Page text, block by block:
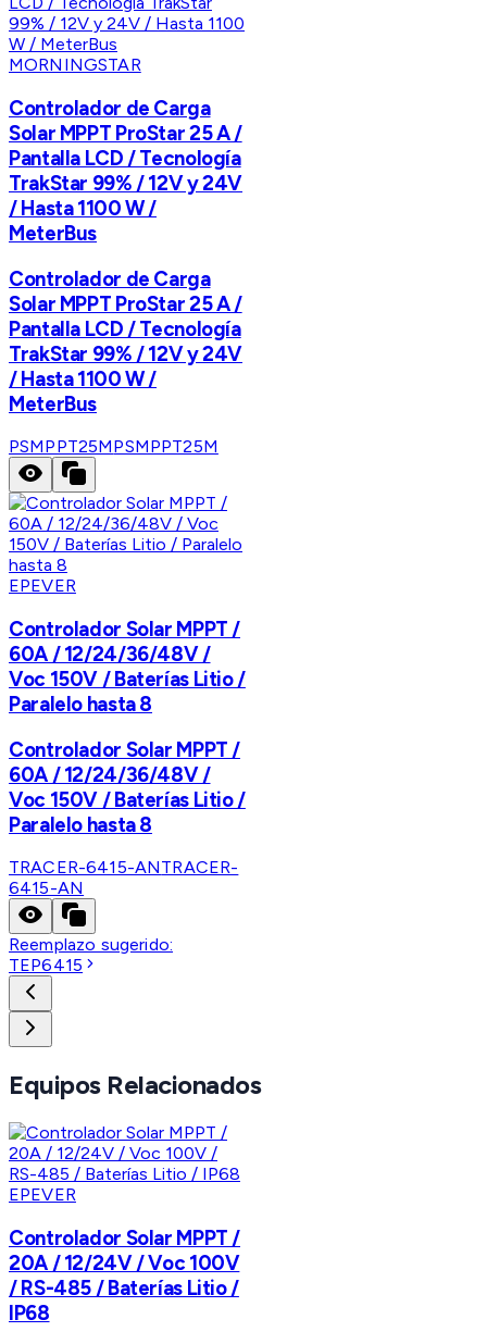
MORNINGSTAR
Controlador de Carga
Solar MPPT ProStar 25 A /
Pantalla LCD / Tecnología
TrakStar 99% / 12V y 24V
/ Hasta 1100 W /
MeterBus
Controlador de Carga
Solar MPPT ProStar 25 A /
Pantalla LCD / Tecnología
TrakStar 99% / 12V y 24V
/ Hasta 1100 W /
MeterBus
PSMPPT25MPSMPPT25M
EPEVER
Controlador Solar MPPT /
60A / 12/24/36/48V /
Voc 150V / Baterías Litio /
Paralelo hasta 8
Controlador Solar MPPT /
60A / 12/24/36/48V /
Voc 150V / Baterías Litio /
Paralelo hasta 8
TRACER-6415-ANTRACER-
6415-AN
Reemplazo sugerido:
TEP6415
Equipos Relacionados
EPEVER
Controlador Solar MPPT /
20A / 12/24V / Voc 100V
/ RS-485 / Baterías Litio /
IP68